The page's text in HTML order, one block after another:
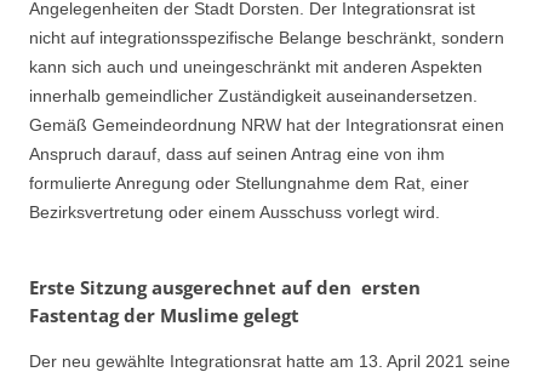
Angelegenheiten der Stadt Dorsten. Der Integrationsrat ist
nicht auf integrationsspezifische Belange beschränkt, sondern
kann sich auch und uneingeschränkt mit anderen Aspekten
innerhalb gemeindlicher Zuständigkeit auseinandersetzen.
Gemäß Gemeindeordnung NRW hat der Integrationsrat einen
Anspruch darauf, dass auf seinen Antrag eine von ihm
formulierte Anregung oder Stellungnahme dem Rat, einer
Bezirksvertretung oder einem Ausschuss vorlegt wird.
Erste Sitzung ausgerechnet auf den ersten
Fastentag der Muslime gelegt
Der neu gewählte Integrationsrat hatte am 13. April 2021 seine